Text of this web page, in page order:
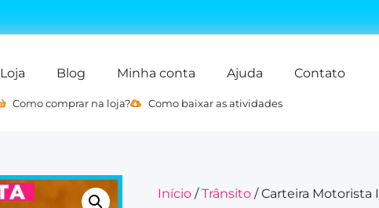
Loja Blog Minha conta Ajuda Contato
Como comprar na loja? Como baixar as atividades
Início /Trânsito / Carteira Motorista